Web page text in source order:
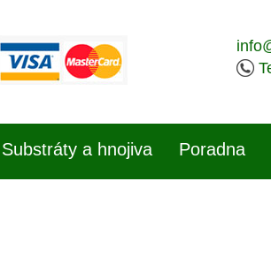
Substráty a hnojiva Poradna